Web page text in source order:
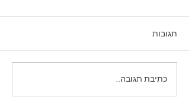
תגובות
כתיבת תגובה...